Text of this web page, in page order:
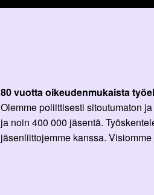
80 vuotta oikeudenmukaista
Olemme poliittisesti sitoutumaton
ja noin 400 000 jäsentä.
jäsenliittojemme kanssa.